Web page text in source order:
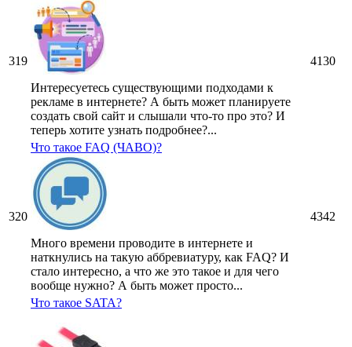
319
Интересуетесь существующими подходами к
рекламе в интернете? А быть может планируете
создать свой сайт и слышали что-то про это? И
теперь хотите узнать подробнее?...
4130
320
Что такое FAQ (ЧАВО)?
Много времени проводите в интернете и
наткнулись на такую аббревиатуру, как FAQ? И
стало интересно, а что же это такое и для чего
вообще нужно? А быть может просто...
4342
Что такое SATA?